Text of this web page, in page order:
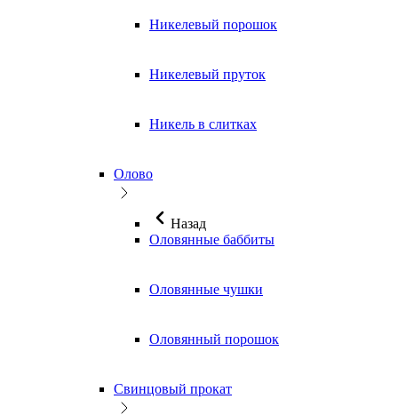
Никелевый порошок
Никелевый пруток
Никель в слитках
Олово
Назад
Оловянные баббиты
Оловянные чушки
Оловянный порошок
Свинцовый прокат